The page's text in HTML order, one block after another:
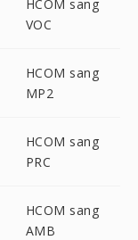
HCOM sang
VOC
HCOM sang
MP2
HCOM sang
PRC
HCOM sang
AMB